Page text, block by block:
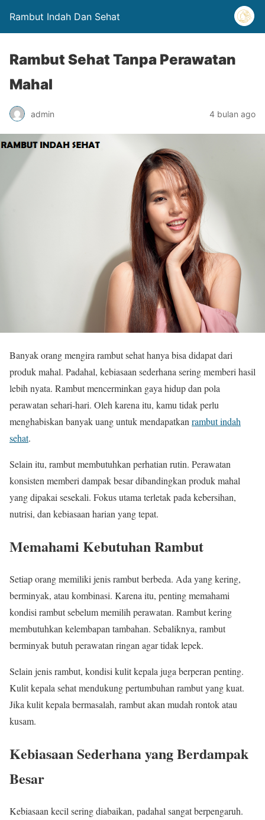
Rambut Indah Dan Sehat
Rambut Sehat Tanpa Perawatan
Mahal
admin 4 bulan ago
Banyak orang mengira rambut sehat hanya bisa didapat dari
produk mahal. Padahal, kebiasaan sederhana sering memberi hasil
lebih nyata. Rambut mencerminkan gaya hidup dan pola
perawatan sehari-hari. Oleh karena itu, kamu tidak perlu
menghabiskan banyak uang untuk mendapatkan rambut indah
sehat.
Selain itu, rambut membutuhkan perhatian rutin. Perawatan
konsisten memberi dampak besar dibandingkan produk mahal
yang dipakai sesekali. Fokus utama terletak pada kebersihan,
nutrisi, dan kebiasaan harian yang tepat.
Memahami Kebutuhan Rambut
Setiap orang memiliki jenis rambut berbeda. Ada yang kering,
berminyak, atau kombinasi. Karena itu, penting memahami
kondisi rambut sebelum memilih perawatan. Rambut kering
membutuhkan kelembapan tambahan. Sebaliknya, rambut
berminyak butuh perawatan ringan agar tidak lepek.
Selain jenis rambut, kondisi kulit kepala juga berperan penting.
Kulit kepala sehat mendukung pertumbuhan rambut yang kuat.
Jika kulit kepala bermasalah, rambut akan mudah rontok atau
kusam.
Kebiasaan Sederhana yang Berdampak
Besar
Kebiasaan kecil sering diabaikan, padahal sangat berpengaruh.